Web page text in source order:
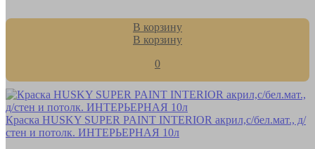
В корзину
В корзину
0
Краска HUSKY SUPER PAINT INTERIOR акрил,с/бел.мат., д/
стен и потолк. ИНТЕРЬЕРНАЯ 10л